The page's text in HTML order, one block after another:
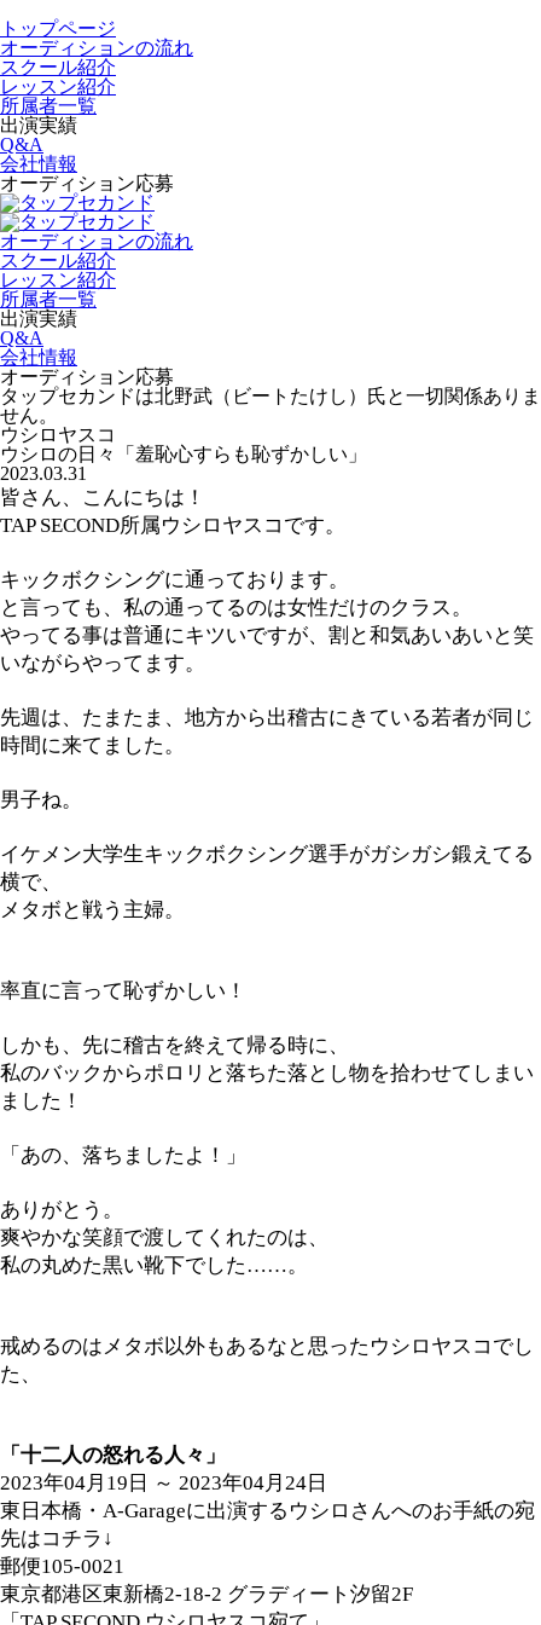
トップページ
オーディションの流れ
スクール紹介
レッスン紹介
所属者一覧
出演実績
Q&A
会社情報
オーディション応募
オーディションの流れ
スクール紹介
レッスン紹介
所属者一覧
出演実績
Q&A
会社情報
オーディション応募
タップセカンドは北野武（ビートたけし）氏と一切関係ありま
せん。
ウシロヤスコ
ウシロの日々「羞恥心すらも恥ずかしい」
2023.03.31
皆さん、こんにちは！
TAP SECOND所属ウシロヤスコです。
キックボクシングに通っております。
と言っても、私の通ってるのは女性だけのクラス。
やってる事は普通にキツいですが、割と和気あいあいと笑
いながらやってます。
先週は、たまたま、地方から出稽古にきている若者が同じ
時間に来てました。
男子ね。
イケメン大学生キックボクシング選手がガシガシ鍛えてる
横で、
メタボと戦う主婦。
率直に言って恥ずかしい！
しかも、先に稽古を終えて帰る時に、
私のバックからポロリと落ちた落とし物を拾わせてしまい
ました！
「あの、落ちましたよ！」
ありがとう。
爽やかな笑顔で渡してくれたのは、
私の丸めた黒い靴下でした ……。
戒めるのはメタボ以外もあるなと思ったウシロヤスコでし
た、
「十二人の怒れる人々」
2023年04月 19 日 ～ 2023年04月 24 日
東日本橋・ A-Garageに出演するウシロさんへのお手紙の宛
先はコチラ ↓
郵便105-0021
東京都港区東新橋2-18-2 グラディート汐留2F